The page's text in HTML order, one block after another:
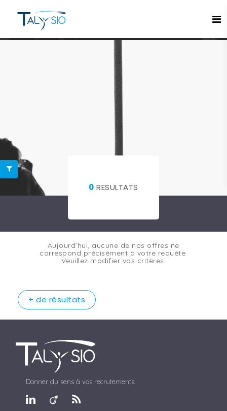
Espace candidat - Connexion
S'inscrire ici
Se souvenir de moi
Connexion
0 RESULTATS
Aujourd’hui, aucune de nos offres ne
correspond précisément à votre requête.
Veuillez modifier vos critères.
+ de résultats
Donner du sens à vos recrutements.